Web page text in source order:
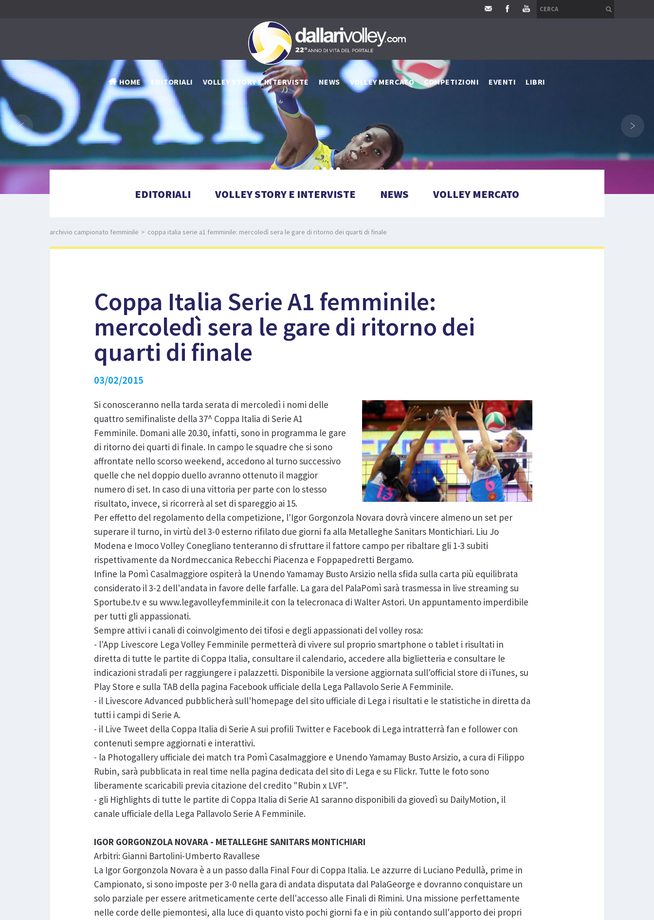
HOME EDITORIALI VOLLEY STORY E INTERVISTE NEWS VOLLEY MERCATO COMPETIZIONI EVENTI LIBRI
‹ ›
EDITORIALI VOLLEY STORY E INTERVISTE NEWS VOLLEY MERCATO
archivio campionato femminile > coppa italia serie a1 femminile: mercoledì sera le gare di ritorno dei quarti di finale
Coppa Italia Serie A1 femminile:
mercoledì sera le gare di ritorno dei
quarti di finale
03/02/2015
Si conosceranno nella tarda serata di mercoledì i nomi delle
quattro semifinaliste della 37^ Coppa Italia di Serie A1
Femminile. Domani alle 20.30, infatti, sono in programma le gare
di ritorno dei quarti di finale. In campo le squadre che si sono
affrontate nello scorso weekend, accedono al turno successivo
quelle che nel doppio duello avranno ottenuto il maggior
numero di set. In caso di una vittoria per parte con lo stesso
risultato, invece, si ricorrerà al set di spareggio ai 15.
Per effetto del regolamento della competizione, l'Igor Gorgonzola Novara dovrà vincere almeno un set per
superare il turno, in virtù del 3-0 esterno rifilato due giorni fa alla Metalleghe Sanitars Montichiari. Liu Jo
Modena e Imoco Volley Conegliano tenteranno di sfruttare il fattore campo per ribaltare gli 1-3 subiti
rispettivamente da Nordmeccanica Rebecchi Piacenza e Foppapedretti Bergamo.
Infine la Pomì Casalmaggiore ospiterà la Unendo Yamamay Busto Arsizio nella sfida sulla carta più equilibrata
considerato il 3-2 dell'andata in favore delle farfalle. La gara del PalaPomì sarà trasmessa in live streaming su
Sportube.tv e su www.legavolleyfemminile.it con la telecronaca di Walter Astori. Un appuntamento imperdibile
per tutti gli appassionati.
Sempre attivi i canali di coinvolgimento dei tifosi e degli appassionati del volley rosa:
- l'App Livescore Lega Volley Femminile permetterà di vivere sul proprio smartphone o tablet i risultati in
diretta di tutte le partite di Coppa Italia, consultare il calendario, accedere alla biglietteria e consultare le
indicazioni stradali per raggiungere i palazzetti. Disponibile la versione aggiornata sull'official store di iTunes, su
Play Store e sulla TAB della pagina Facebook ufficiale della Lega Pallavolo Serie A Femminile.
- il Livescore Advanced pubblicherà sull'homepage del sito ufficiale di Lega i risultati e le statistiche in diretta da
tutti i campi di Serie A.
- il Live Tweet della Coppa Italia di Serie A sui profili Twitter e Facebook di Lega intratterrà fan e follower con
contenuti sempre aggiornati e interattivi.
- la Photogallery ufficiale dei match tra Pomì Casalmaggiore e Unendo Yamamay Busto Arsizio, a cura di Filippo
Rubin, sarà pubblicata in real time nella pagina dedicata del sito di Lega e su Flickr. Tutte le foto sono
liberamente scaricabili previa citazione del credito "Rubin x LVF".
- gli Highlights di tutte le partite di Coppa Italia di Serie A1 saranno disponibili da giovedì su DailyMotion, il
canale ufficiale della Lega Pallavolo Serie A Femminile.
IGOR GORGONZOLA NOVARA - METALLEGHE SANITARS MONTICHIARI
Arbitri: Gianni Bartolini-Umberto Ravallese
La Igor Gorgonzola Novara è a un passo dalla Final Four di Coppa Italia. Le azzurre di Luciano Pedullà, prime in
Campionato, si sono imposte per 3-0 nella gara di andata disputata dal PalaGeorge e dovranno conquistare un
solo parziale per essere aritmeticamente certe dell'accesso alle Finali di Rimini. Una missione perfettamente
nelle corde delle piemontesi, alla luce di quanto visto pochi giorni fa e in più contando sull'apporto dei propri